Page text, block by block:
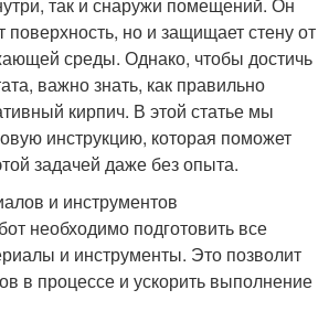
так и снаружи помещений. Он
поверхность, но и защищает стену от
среды. Однако, чтобы достичь
важно знать, как правильно
кирпич. В этой статье мы
инструкцию, которая поможет
задачей даже без опыта.
и инструментов
необходимо подготовить все
и инструменты. Это позволит
в процессе и ускорить выполнение